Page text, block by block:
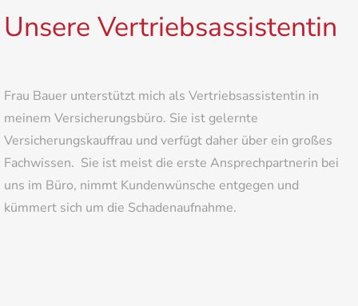
Unsere Vertriebsassistentin
Frau Bauer unterstützt mich als Vertriebsassistentin in
meinem Versicherungsbüro. Sie ist gelernte
Versicherungskauffrau und verfügt daher über ein großes
Fachwissen. Sie ist meist die erste Ansprechpartnerin bei
uns im Büro, nimmt Kundenwünsche entgegen und
kümmert sich um die Schadenaufnahme.